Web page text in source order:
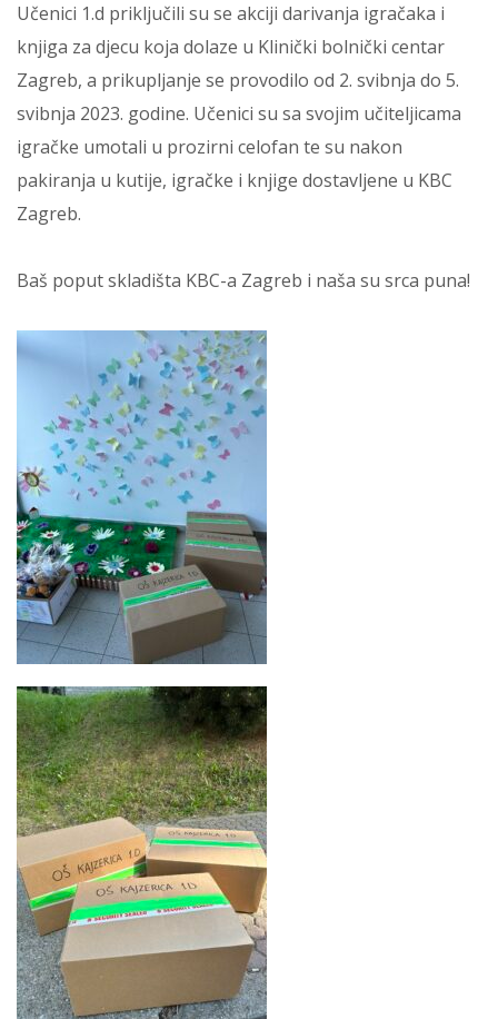
Učenici 1.d priključili su se akciji darivanja igračaka i
knjiga za djecu koja dolaze u Klinički bolnički centar
Zagreb, a prikupljanje se provodilo od 2. svibnja do 5.
svibnja 2023. godine. Učenici su sa svojim učiteljicama
igračke umotali u prozirni celofan te su nakon
pakiranja u kutije, igračke i knjige dostavljene u KBC
Zagreb.
Baš poput skladišta KBC-a Zagreb i naša su srca puna!